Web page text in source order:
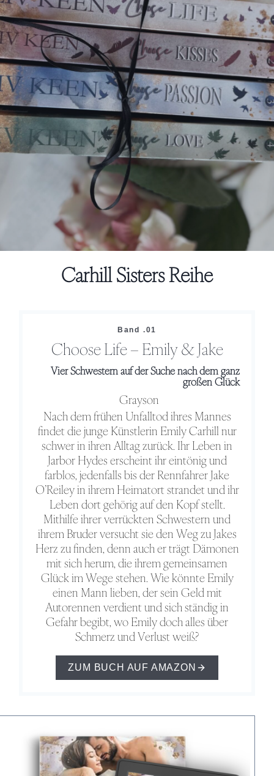
Carhill Sisters Reihe
Band .01
Choose Life – Emily & Jake
Vier Schwestern auf der Suche nach dem ganz
großen Glück
Grayson
Nach dem frühen Unfalltod ihres Mannes
findet die junge Künstlerin Emily Carhill nur
schwer in ihren Alltag zurück. Ihr Leben in
Jarbor Hydes erscheint ihr eintönig und
farblos, jedenfalls bis der Rennfahrer Jake
O’Reiley in ihrem Heimatort strandet und ihr
Leben dort gehörig auf den Kopf stellt.
Mithilfe ihrer verrückten Schwestern und
ihrem Bruder versucht sie den Weg zu Jakes
Herz zu finden, denn auch er trägt Dämonen
mit sich herum, die ihrem gemeinsamen
Glück im Wege stehen. Wie könnte Emily
einen Mann lieben, der sein Geld mit
Autorennen verdient und sich ständig in
Gefahr begibt, wo Emily doch alles über
Schmerz und Verlust weiß?
ZUM BUCH AUF AMAZON